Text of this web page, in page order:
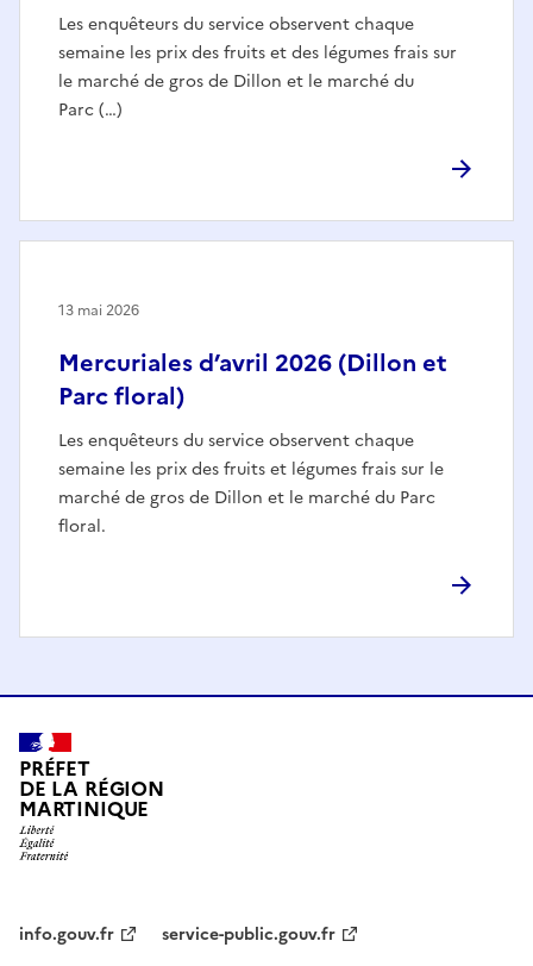
Les enquêteurs du service observent chaque
semaine les prix des fruits et des légumes frais sur
le marché de gros de Dillon et le marché du
Parc (…)
Mercuriales d’avril 2026 (Dillon et
Parc floral)
Les enquêteurs du service observent chaque
semaine les prix des fruits et légumes frais sur le
marché de gros de Dillon et le marché du Parc
floral.
13 mai 2026
PRÉFET
DE LA RÉGION
MARTINIQUE
info.gouv.fr service-public.gouv.fr